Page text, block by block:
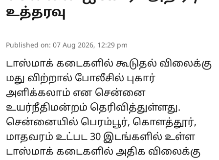
உத்தரவு
Published on: 07 Aug 2026, 12:29 pm
டாஸ்மாக் கடைகளில் கூடுதல் விலைக்கு
மது விற்றால் போலீசில் புகார்
அளிக்கலாம் என சென்னை
உயர்நீதிமன்றம் தெரிவித்துள்ளது.
சென்னையில் பெரம்பூர், கொளத்தூர்,
மாதவரம் உட்பட 30 இடங்களில் உள்ள
டாஸ்மாக் கடைகளில் அதிக விலைக்கு